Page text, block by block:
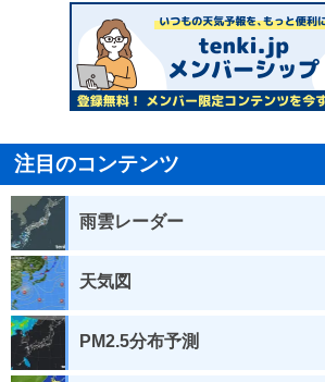
注目のコンテンツ
雨雲レーダー
天気図
PM2.5分布予測